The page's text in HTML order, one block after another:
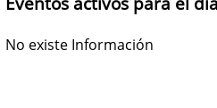
No existe Información